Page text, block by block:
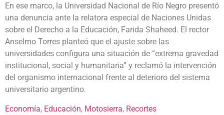
En ese marco, la Universidad Nacional de Río Negro presentó
una denuncia ante la relatora especial de Naciones Unidas
sobre el Derecho a la Educación, Farida Shaheed. El rector
Anselmo Torres planteó que el ajuste sobre las
universidades configura una situación de “extrema gravedad
institucional, social y humanitaria” y reclamó la intervención
del organismo internacional frente al deterioro del sistema
universitario argentino.
Economía, Educación, Motosierra, Recortes